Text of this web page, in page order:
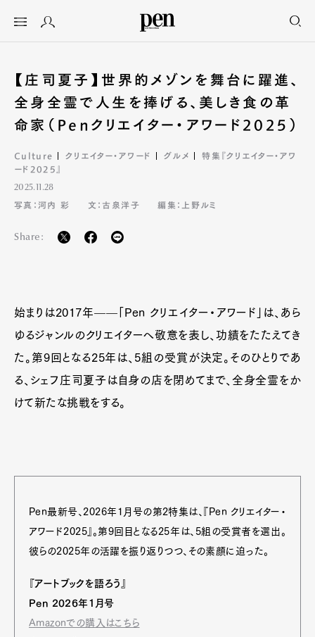
【庄司夏子】世界的メゾンを舞台に躍進、
全身全霊で人生を捧げる、美しき食の革
命家（Penクリエイター・アワード2025）
Culture クリエイター・アワード グルメ
特集『クリエイター・アワ
ード2025』
2025.11.28
写真：河内 彩
文：古泉洋子 編集：上野ルミ
Share:
始まりは2017年——「Pen クリエイター・アワード」は、あら
ゆるジャンルのクリエイターへ敬意を表し、功績をたたえてき
た。第9回となる25年は、5組の受賞が決定。そのひとりであ
る、シェフ庄司夏子は自身の店を閉めてまで、全身全霊をか
けて新たな挑戦をする。
Pen最新号、2026年1月号の第2特集は、『Pen クリエイター・
アワード2025』。第9回目となる25年は、5組の受賞者を選出。
彼らの2025年の活躍を振り返りつつ、その素顔に迫った。
『アートブックを語ろう』
Pen 2026年1月号
Amazonでの購入はこちら